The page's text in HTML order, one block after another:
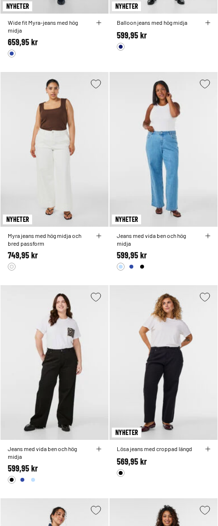
NYHETER
Wide fit Myra-jeans med hög
midja
659,95 kr
NYHETER
Balloon jeans med hög midja
599,95 kr
NYHETER
Myra jeans med hög midja och
bred passform
749,95 kr
NYHETER
Jeans med vida ben och hög
midja
599,95 kr
Jeans med vida ben och hög
midja
599,95 kr
NYHETER
Lösa jeans med croppad längd
569,95 kr